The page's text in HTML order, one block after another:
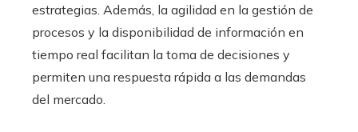
estrategias. Además, la agilidad en la gestión de
procesos y la disponibilidad de información en
tiempo real facilitan la toma de decisiones y
permiten una respuesta rápida a las demandas
del mercado.